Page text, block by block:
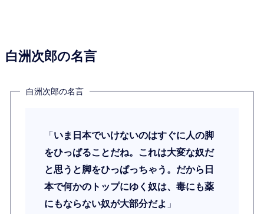
白洲次郎の名言
白洲次郎の名言
「いま日本でいけないのはすぐに人の脚
をひっぱることだね。これは大変な奴だ
と思うと脚をひっぱっちゃう。だから日
本で何かのトップにゆく奴は、毒にも薬
にもならない奴が大部分だよ 」